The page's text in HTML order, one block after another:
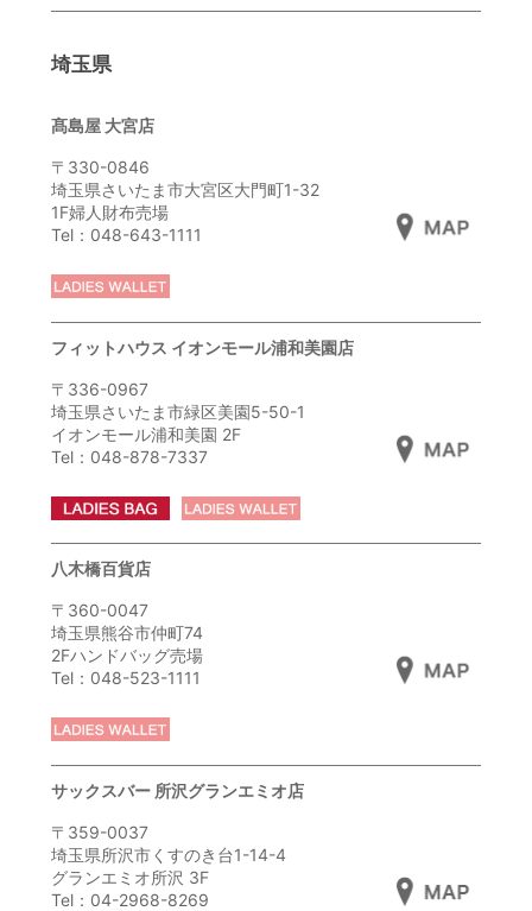
埼玉県
髙島屋 大宮店
〒330-0846
埼玉県さいたま市大宮区大門町1-32
1F婦人財布売場
Tel：048-643-1111
フィットハウス イオンモール浦和美園店
〒336-0967
埼玉県さいたま市緑区美園5-50-1
イオンモール浦和美園 2F
Tel：048-878-7337
八木橋百貨店
〒360-0047
埼玉県熊谷市仲町74
2Fハンドバッグ売場
Tel：048-523-1111
サックスバー 所沢グランエミオ店
〒359-0037
埼玉県所沢市くすのき台1-14-4
グランエミオ所沢 3F
Tel：04-2968-8269